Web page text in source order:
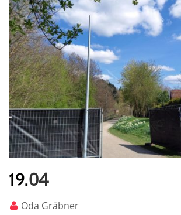
19.04
Oda Gräbner